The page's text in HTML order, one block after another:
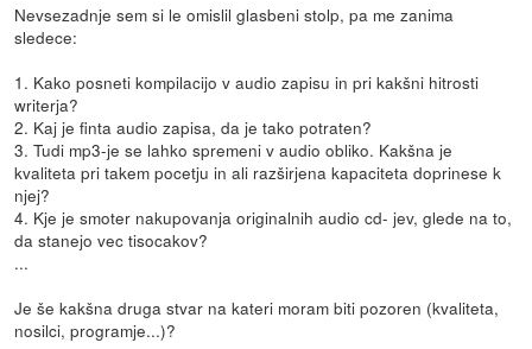
Nevsezadnje sem si le omislil glasbeni stolp, pa me zanima
sledece:
1. Kako posneti kompilacijo v audio zapisu in pri kakšni hitrosti
writerja?
2. Kaj je finta audio zapisa, da je tako potraten?
3. Tudi mp3-je se lahko spremeni v audio obliko. Kakšna je
kvaliteta pri takem pocetju in ali razširjena kapaciteta doprinese k
njej?
4. Kje je smoter nakupovanja originalnih audio cd- jev, glede na to,
da stanejo vec tisocakov?
...
Je še kakšna druga stvar na kateri moram biti pozoren (kvaliteta,
nosilci, programje...)?